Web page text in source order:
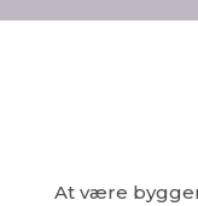
At være